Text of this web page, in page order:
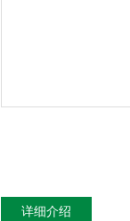
详细介绍